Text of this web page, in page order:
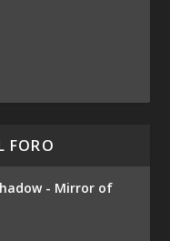
FORO
- Mirror of